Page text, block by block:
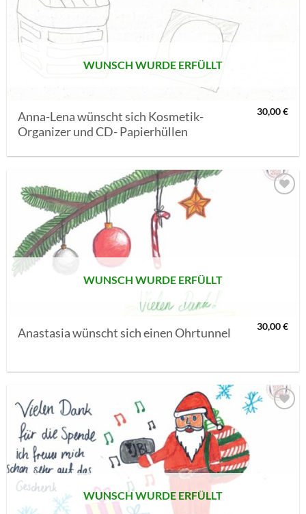
WUNSCH WURDE ERFÜLLT
Anna-Lena wünscht sich Kosmetik-
Organizer und CD- Papierhüllen
30,00€
WUNSCH WURDE ERFÜLLT
Anastasia wünscht sich einen Ohrtunnel 30,00€
MERKLISTE
SETZEN
WUNSCH WURDE ERFÜLLT